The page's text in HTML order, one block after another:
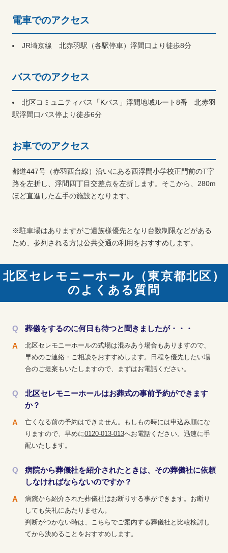
電車でのアクセス
JR埼京線 北赤羽駅（各駅停車）浮間口より徒歩8分
バスでのアクセス
北区コミュニティバス「Kバス」浮間地域ルート8番 北赤羽
駅浮間口バス停より徒歩6分
お車でのアクセス
都道447号（赤羽西台線）沿いにある西浮間小学校正門前のT字
路を左折し、浮間四丁目交差点を左折します。そこから、280m
ほど直進した左手の施設となります。
※駐車場はありますがご遺族様優先となり台数制限などがある
ため、参列される方は公共交通の利用をおすすめします。
北区セレモニーホール（東京都北区）
のよくある質問
葬儀をするのに何日も待つと聞きましたが・・・
北区セレモニーホールの式場は混みあう場合もありますので、
早めのご連絡・ご相談をおすすめします。日程を優先したい場
合のご提案もいたしますので、まずはお電話ください。
北区セレモニーホールはお葬式の事前予約ができます
か？
亡くなる前の予約はできません。もしもの時には申込み順にな
りますので、早めに0120-013-013へお電話ください。迅速に手
配いたします。
病院から葬儀社を紹介されたときは、その葬儀社に依頼
しなければならないのですか？
病院から紹介された葬儀社はお断りする事ができます。お断り
しても失礼にあたりません。
判断がつかない時は、こちらでご案内する葬儀社と比較検討し
てから決めることをおすすめします。